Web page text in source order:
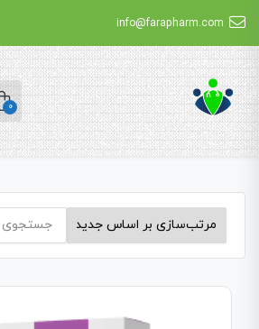
info@farapharm.com
0
جستجو
برای: